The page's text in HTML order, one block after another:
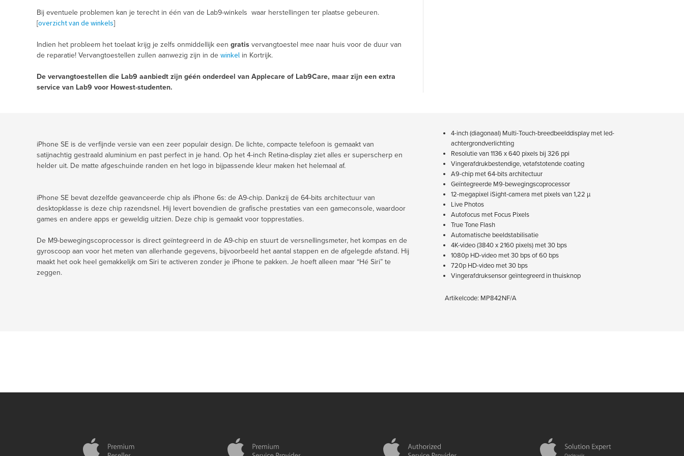
Bij eventuele problemen kan je terecht in één van de Lab9-winkels waar herstellingen ter plaatse gebeuren.
[overzicht van de winkels]
Indien het probleem het toelaat krijg je zelfs onmiddellijk een gratis vervangtoestel mee naar huis voor de duur van
de reparatie! Vervangtoestellen zullen aanwezig zijn in de winkel in Kortrijk.
De vervangtoestellen die Lab9 aanbiedt zijn géén onderdeel van Applecare of Lab9Care, maar zijn een extra
service van Lab9 voor Howest-studenten.
iPhone SE is de verfijnde versie van een zeer populair design. De lichte, compacte telefoon is gemaakt van
satijnachtig gestraald aluminium en past perfect in je hand. Op het 4-inch Retina-display ziet alles er superscherp en
helder uit. De matte afgeschuinde randen en het logo in bijpassende kleur maken het helemaal af.
iPhone SE bevat dezelfde geavanceerde chip als iPhone 6s: de A9-chip. Dankzij de 64-bits architectuur van
desktopklasse is deze chip razendsnel. Hij levert bovendien de grafische prestaties van een gameconsole, waardoor
games en andere apps er geweldig uitzien. Deze chip is gemaakt voor topprestaties.
De M9-bewegingscoprocessor is direct geïntegreerd in de A9-chip en stuurt de versnellingsmeter, het kompas en de
gyroscoop aan voor het meten van allerhande gegevens, bijvoorbeeld het aantal stappen en de afgelegde afstand. Hij
maakt het ook heel gemakkelijk om Siri te activeren zonder je iPhone te pakken. Je hoeft alleen maar “Hé Siri” te
zeggen.
4-inch (diagonaal) Multi-Touch-breedbeelddisplay met led-
achtergrond­­verlichting
Resolutie van 1136 x 640 pixels bij 326 ppi
Vingerafdrukbestendige, vetafstotende coating
A9-chip met 64-bits architectuur
Geïntegreerde M9-bewegingscoprocessor
12-megapixel iSight-camera met pixels van 1,22 µ
Live Photos
Autofocus met Focus Pixels
True Tone Flash
Automatische beeldstabilisatie​
4K-video (3840 x 2160 pixels) met 30 bps
1080p HD-video met 30 bps of 60 bps
720p HD-video met 30 bps​
Vingerafdruksensor geïntegreerd in thuisknop
Artikelcode: MP842NF/A